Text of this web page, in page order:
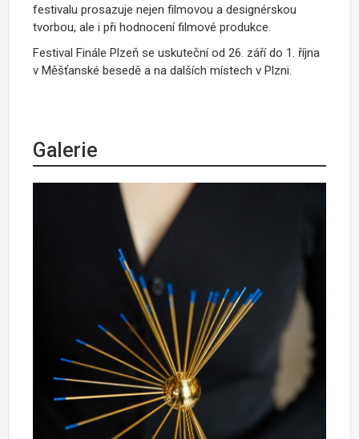
festivalu prosazuje nejen filmovou a designérskou
tvorbou, ale i při hodnocení filmové produkce.
Festival Finále Plzeň se uskuteční od 26. září do 1. října
v Měšťanské besedě a na dalších místech v Plzni.
Galerie